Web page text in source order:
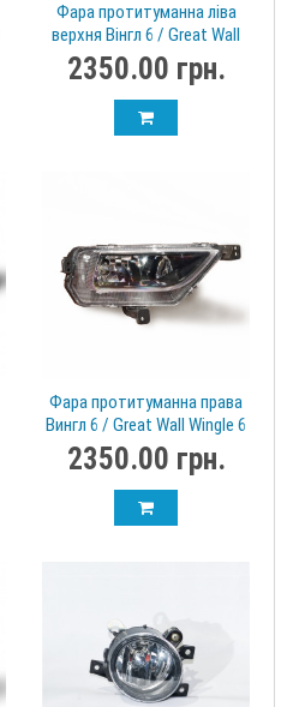
Фара протитуманна ліва
верхня Вінгл 6 / Great Wall
Wingle 6 4137100xp2wxb
2350.00 грн.
Фара протитуманна права
Вингл 6 / Great Wall Wingle 6
4116200XP2WXA
2350.00 грн.